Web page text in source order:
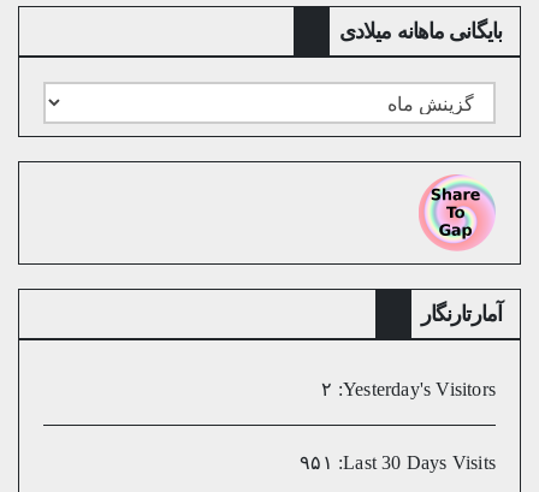
بایگانی ماهانه میلادی
بایگانی
ماهانه
میلادی
آمارتارنگار
Yesterday's Visitors: ۲
Last 30 Days Visits: ۹۵۱